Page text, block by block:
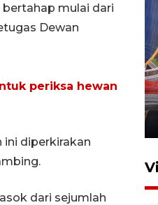
mulai dari
Dewan
periksa hewan
ini diperkirakan
dari sejumlah
di